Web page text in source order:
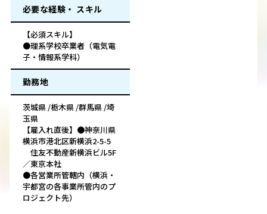
必要な経験・ スキル
【必須スキル】
●理系学校卒業者（電気電
子・情報系学科）
勤務地
茨城県 /栃木県 /群馬県 /埼
玉県
【雇入れ直後】●神奈川県
横浜市港北区新横浜2-5-5
住友不動産新横浜ビル5F
／東京本社
●各営業所管轄内（横浜・
宇都宮の各事業所管内のプ
ロジェクト先）